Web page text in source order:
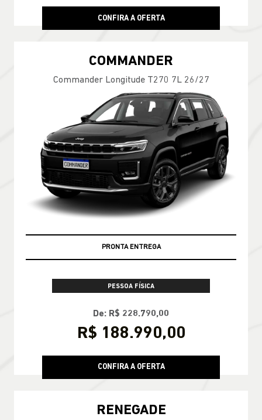
CONFIRA A OFERTA
COMMANDER
Commander Longitude T270 7L 26/27
PRONTA ENTREGA
PESSOA FÍSICA
De: R$ 228.790,00
R$ 188.990,00
CONFIRA A OFERTA
RENEGADE